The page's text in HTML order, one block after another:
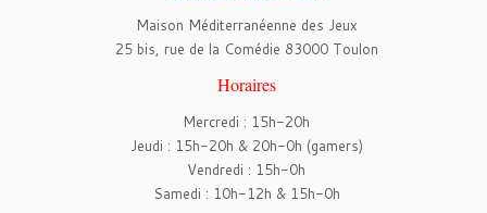
Maison Méditerranéenne des Jeux
25 bis, rue de la Comédie 83000 Toulon
Horaires
Mercredi : 15h-20h
Jeudi : 15h-20h & 20h-0h (gamers)
Vendredi : 15h-0h
Samedi : 10h-12h & 15h-0h